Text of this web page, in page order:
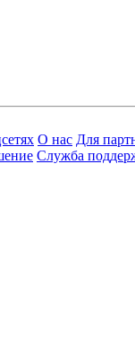
О нас Для
Служба